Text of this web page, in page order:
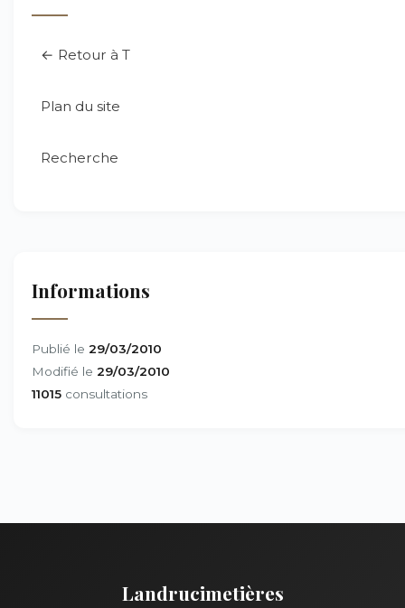
← Retour à T
Plan du site
Recherche
Informations
Publié le 29/03/2010
Modifié le 29/03/2010
11015 consultations
Landrucimetières